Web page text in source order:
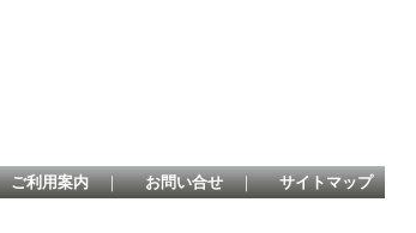
ご利用案内 ｜ お問い合せ ｜ サイトマップ